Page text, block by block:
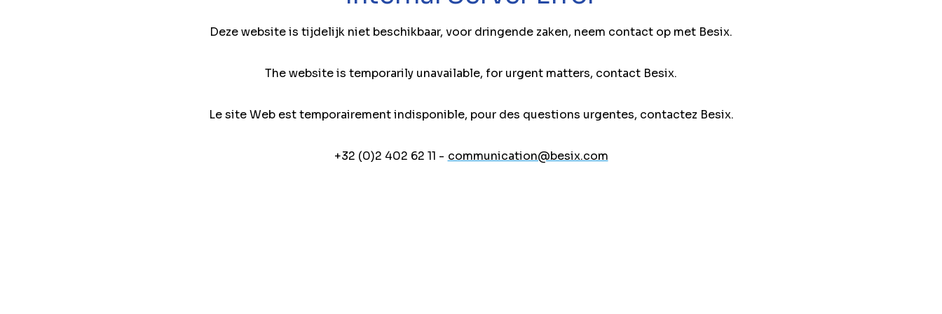
Deze website is tijdelijk niet beschikbaar, voor dringende zaken, neem contact op met Besix.
The website is temporarily unavailable, for urgent matters, contact Besix.
Le site Web est temporairement indisponible, pour des questions urgentes, contactez Besix.
+32 (0)2 402 62 11 - communication@besix.com